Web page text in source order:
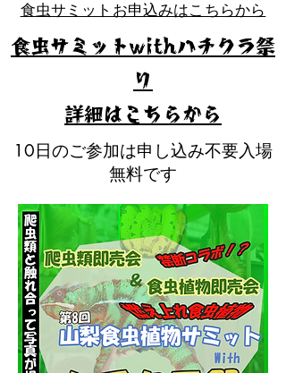
食虫サミットお申込みはこちらから
10日のご参加は申し込み不要入場
無料です
食虫サミットwithハチクラ祭
り
​詳細はこちらから